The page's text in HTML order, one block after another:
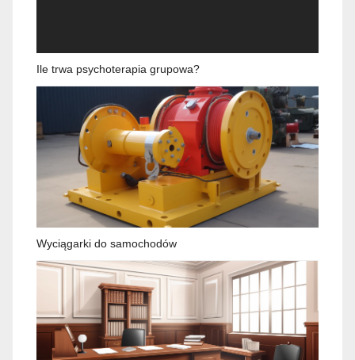
Ile trwa psychoterapia grupowa?
Wyciągarki do samochodów